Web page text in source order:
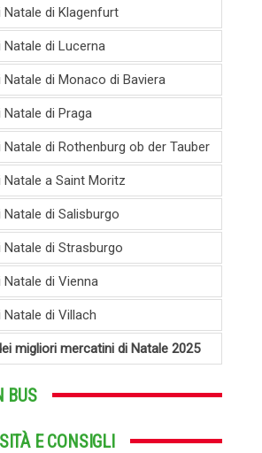
Natale di Klagenfurt
di Lucerna
di Monaco di Baviera
di Praga
di Rothenburg ob der Tauber
Natale a Saint Moritz
di Salisburgo
Natale di Strasburgo
di Vienna
di Villach
migliori mercatini di Natale 2025
BUS
E CONSIGLI